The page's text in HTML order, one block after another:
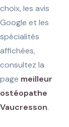
choix, les avis
Google et les
spécialités
affichées,
consultez la
page meilleur
ostéopathe
Vaucresson.